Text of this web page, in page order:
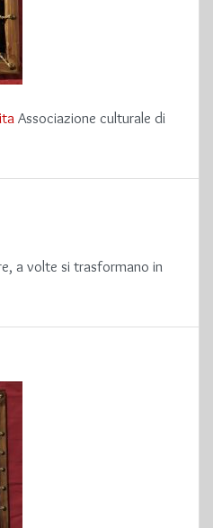
Associazione culturale di
a volte si trasformano in